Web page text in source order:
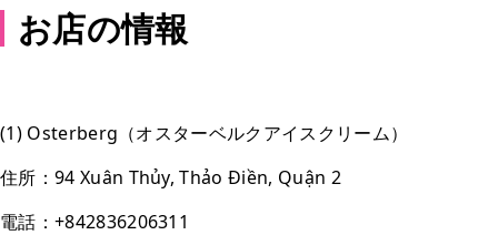
お店の情報
(1) Osterberg（オスターベルクアイスクリーム）
住所：94 Xuân Thủy, Thảo Điền, Quận 2
電話：+842836206311